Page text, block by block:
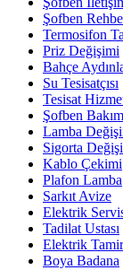
Şofben
Termosifon
Priz Değişimi
Bahçe
Su Tesisatçısı
Tesisat
Şofben
Lamba
Sigorta
Kablo Çekimi
Plafon Lamba
Sarkıt Avize
Elektrik
Tadilat Ustası
Elektrik
Boya Badana